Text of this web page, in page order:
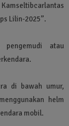
Lilin-2025”.
atau
di bawah umur,
helm
mobil.